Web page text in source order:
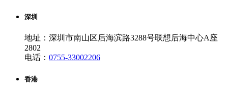
深圳
地址：深圳市南山区后海滨路3288号联想后海中心A座
2802
电话： 0755-33002206
香港